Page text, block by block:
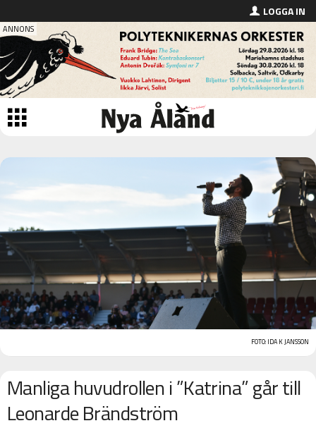
LOGGA IN
FOTO: IDA K JANSSON
Manliga huvudrollen i ”Katrina” går till
Leonarde Brändström